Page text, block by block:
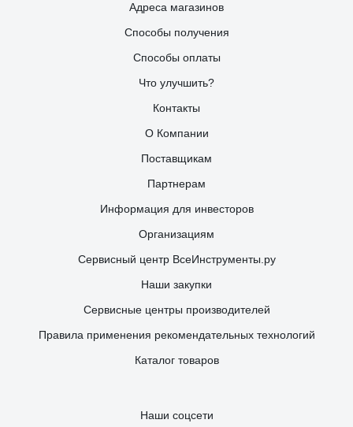
Адреса магазинов
Способы получения
Способы оплаты
Что улучшить?
Контакты
О Компании
Поставщикам
Партнерам
Информация для инвесторов
Организациям
Сервисный центр ВсеИнструменты.ру
Наши закупки
Сервисные центры производителей
Правила применения рекомендательных технологий
Каталог товаров
Наши соцсети